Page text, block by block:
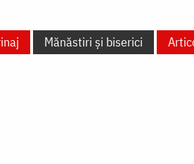
Mănăstiri și biserici